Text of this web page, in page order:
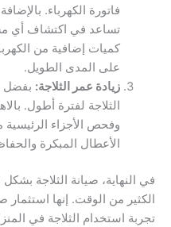
فاتورة الكهرباء.
تساعد في اكتشاف أي
كميات إضافية من
على المدى الطويل.
زيادة عمر الثلاجة: بفضل
الثلاجة لفترة أطول.
وفحص الأجزاء
الأعطال المبكرة
في النهاية، صيانة الثلاجة
الكثير من الوقت. إنها
تجربة استخدام الثلاجة في